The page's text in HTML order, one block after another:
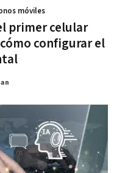
primer celular
configurar el
móviles